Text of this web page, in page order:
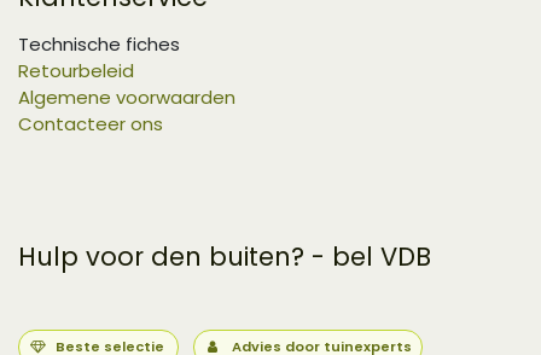
Technische fiches
Retourbeleid
Algemene voorwaarden
Contacteer ons
Hulp voor den buiten? - bel VDB
Beste selectie Advies door tuinexperts